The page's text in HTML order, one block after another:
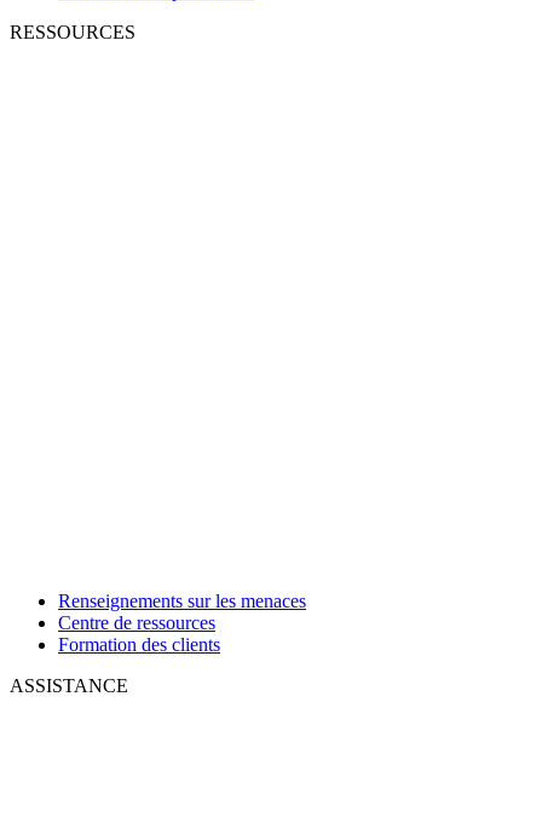
RESSOURCES
Renseignements sur les menaces
Centre de ressources
Formation des clients
ASSISTANCE